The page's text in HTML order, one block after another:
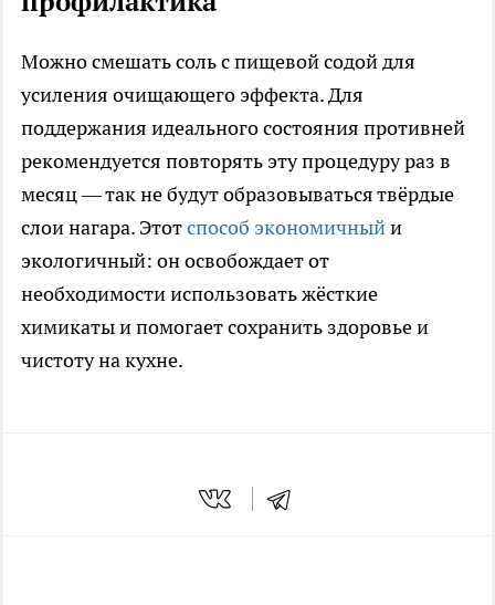
Можно смешать соль с пищевой содой для
усиления очищающего эффекта. Для
поддержания идеального состояния противней
рекомендуется повторять эту процедуру раз в
месяц — так не будут образовываться твёрдые
слои нагара. Этотспособ экономичныйи
экологичный: он освобождает от
необходимости использовать жёсткие
химикаты и помогает сохранить здоровье и
чистоту на кухне.